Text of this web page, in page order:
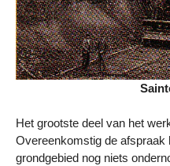
Het grootste deel van het
Overeenkomstig de afspraak
grondgebied nog niets